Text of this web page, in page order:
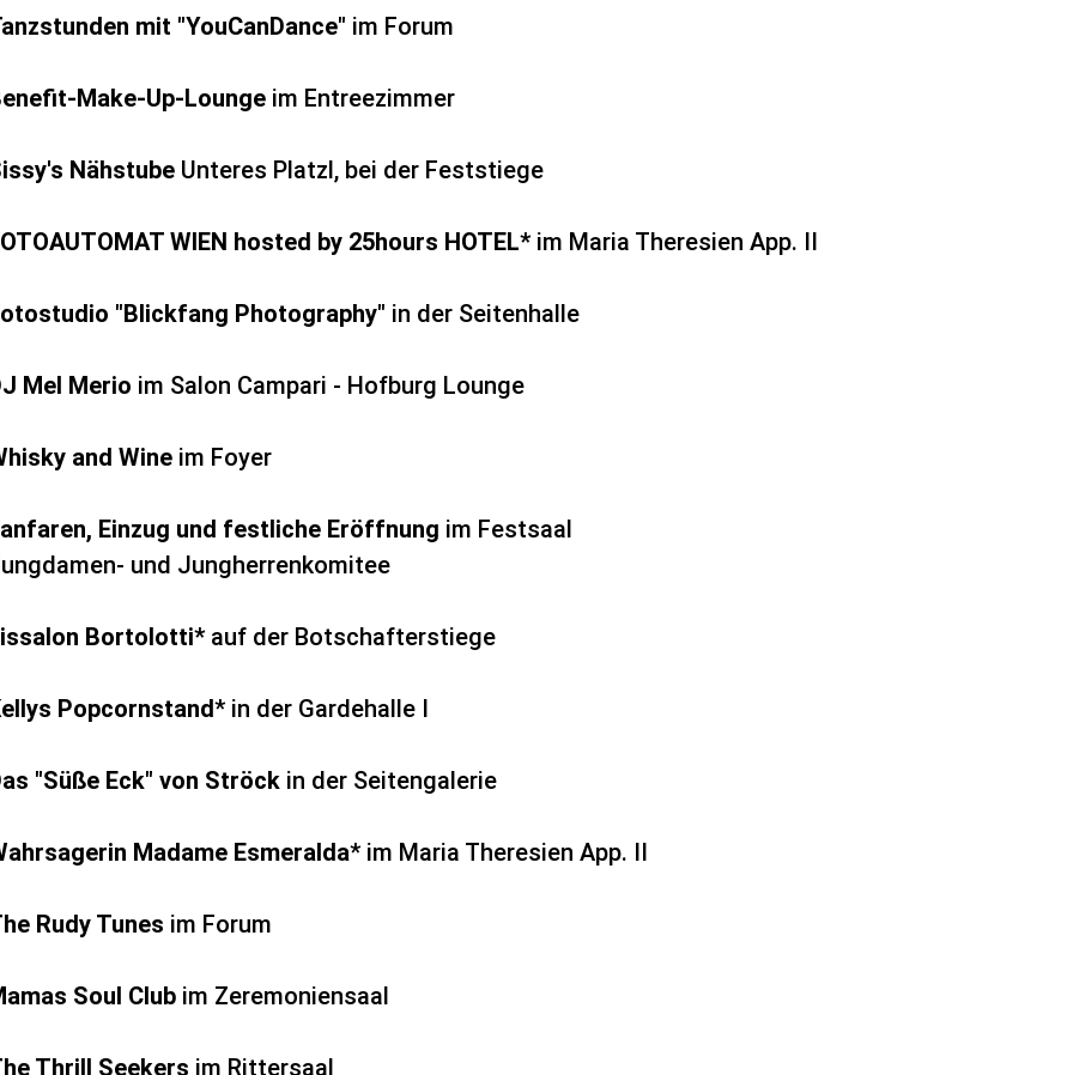
mit "YouCanDance" im Forum
Make-Up-Lounge im Entreezimmer
Nähstube Unteres Platzl, bei der Feststiege
WIEN hosted by 25hours HOTEL*im Maria Theresien App. II
"Blickfang Photography" in der Seitenhalle
Mel Merio im Salon Campari - Hofburg Lounge
and Wine im Foyer
Einzug und festliche Eröffnung im Festsaal
und Jungherrenkomitee
Bortolotti* auf der Botschafterstiege
Popcornstand* in der Gardehalle I
"Süße Eck" von Ströck in der Seitengalerie
Madame Esmeralda* im Maria Theresien App. II
Rudy Tunes im Forum
Soul Club im Zeremoniensaal
Thrill Seekers im Rittersaal